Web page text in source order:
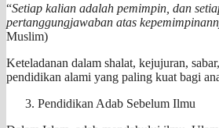
“Setiap kalian adalah pemimpin, dan
pertanggungjawaban atas
Muslim)
Keteladanan dalam shalat, kejujuran,
pendidikan alami yang paling kuat bagi
Pendidikan Adab Sebelum Ilmu